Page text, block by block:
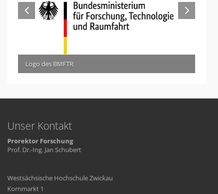
Logo des BMFTR
Unser Kontakt
Prorektor Forschung
Prof. Dr.-Ing. Jan Schubert
Westsächsische Hochschule Zwickau
Kornmarkt 1